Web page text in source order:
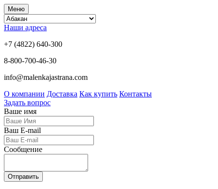
Меню
Наши адреса
+7 (4822) 640-300
8-800-700-46-30
info@malenkajastrana.com
О компании Доставка Как купить Контакты
Задать вопрос
Ваше имя
Ваш E-mail
Сообщение
Отправить